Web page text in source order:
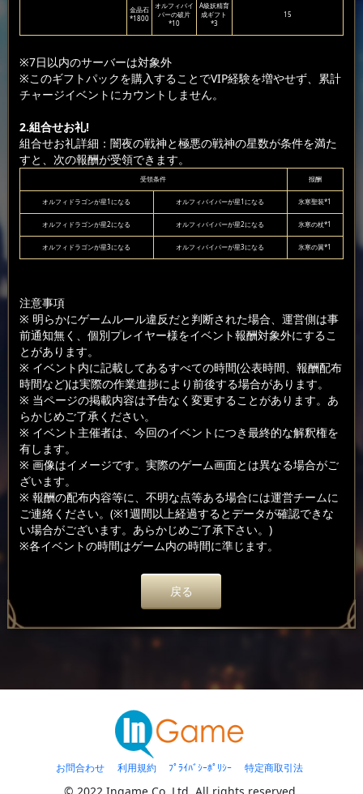
金晶石
*1800
オルフィバイ
パーの破片
*10
A級妖精育
成ギフト
*3
15
※7日以内のサーバーは対象外
※このギフトパックを購入することでVIP経験を増やせず、累計
チャージイベントにカウントしません。
2.組合せお礼!
組合せお礼詳細：闇夜の戦神と極悪の戦神の星数が条件を満た
すと、次の報酬が受領できます。
受領条件 报酬
オルフィドラゴンが星1になる オルフィバイパーが星1になる 氷寒聖装*1
オルフィドラゴンが星2になる オルフィバイパーが星2になる 氷寒の杖*1
オルフィドラゴンが星3になる オルフィバイパーが星3になる 氷寒の翼*1
注意事項
※ 明らかにゲームルール違反だと判断された場合、運営側は事
前通知無く、個別プレイヤー様をイベント報酬対象外にするこ
とがあります。
※ イベント内に記載してあるすべての時間(公表時間、報酬配布
時間など)は実際の作業進捗により前後する場合があります。
※ 当ページの掲載内容は予告なく変更することがあります。あ
らかじめご了承ください。
※ イベント主催者は、今回のイベントにつき最終的な解釈権を
有します。
※ 画像はイメージです。実際のゲーム画面とは異なる場合がご
ざいます。
※ 報酬の配布内容等に、不明な点等ある場合には運営チームに
ご連絡ください。(※1週間以上経過するとデータが確認できな
い場合がございます。あらかじめご了承下さい。)
※各イベントの時間はゲーム内の時間に準じます。
戻る
お問合わせ 利用規約 ﾌﾟﾗｲﾊﾞｼｰﾎﾟﾘｼｰ 特定商取引法
© 2022 Ingame Co.,Ltd. All rights reserved.